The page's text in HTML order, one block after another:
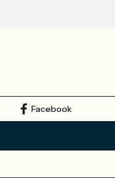
Facebook